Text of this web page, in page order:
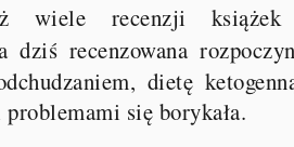
już wiele recenzji
dziś recenzowana
dietę
się borykała.